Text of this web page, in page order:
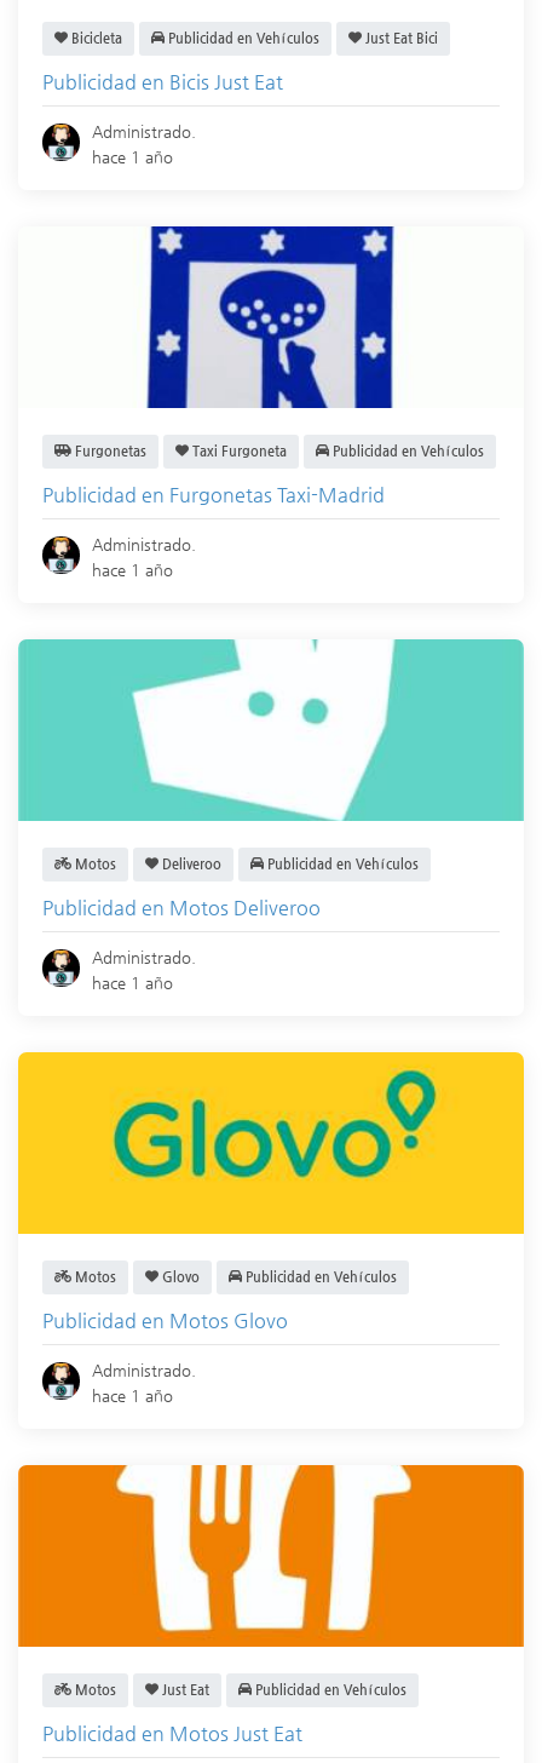
Bicicleta Publicidad en Vehículos Just Eat Bici
Publicidad en Bicis Just Eat
Administrado.
hace 1 año
Furgonetas Taxi Furgoneta Publicidad en Vehículos
Publicidad en Furgonetas Taxi-Madrid
Administrado.
hace 1 año
Motos Deliveroo Publicidad en Vehículos
Publicidad en Motos Deliveroo
Administrado.
hace 1 año
Motos Glovo Publicidad en Vehículos
Publicidad en Motos Glovo
Administrado.
hace 1 año
Motos Just Eat Publicidad en Vehículos
Publicidad en Motos Just Eat